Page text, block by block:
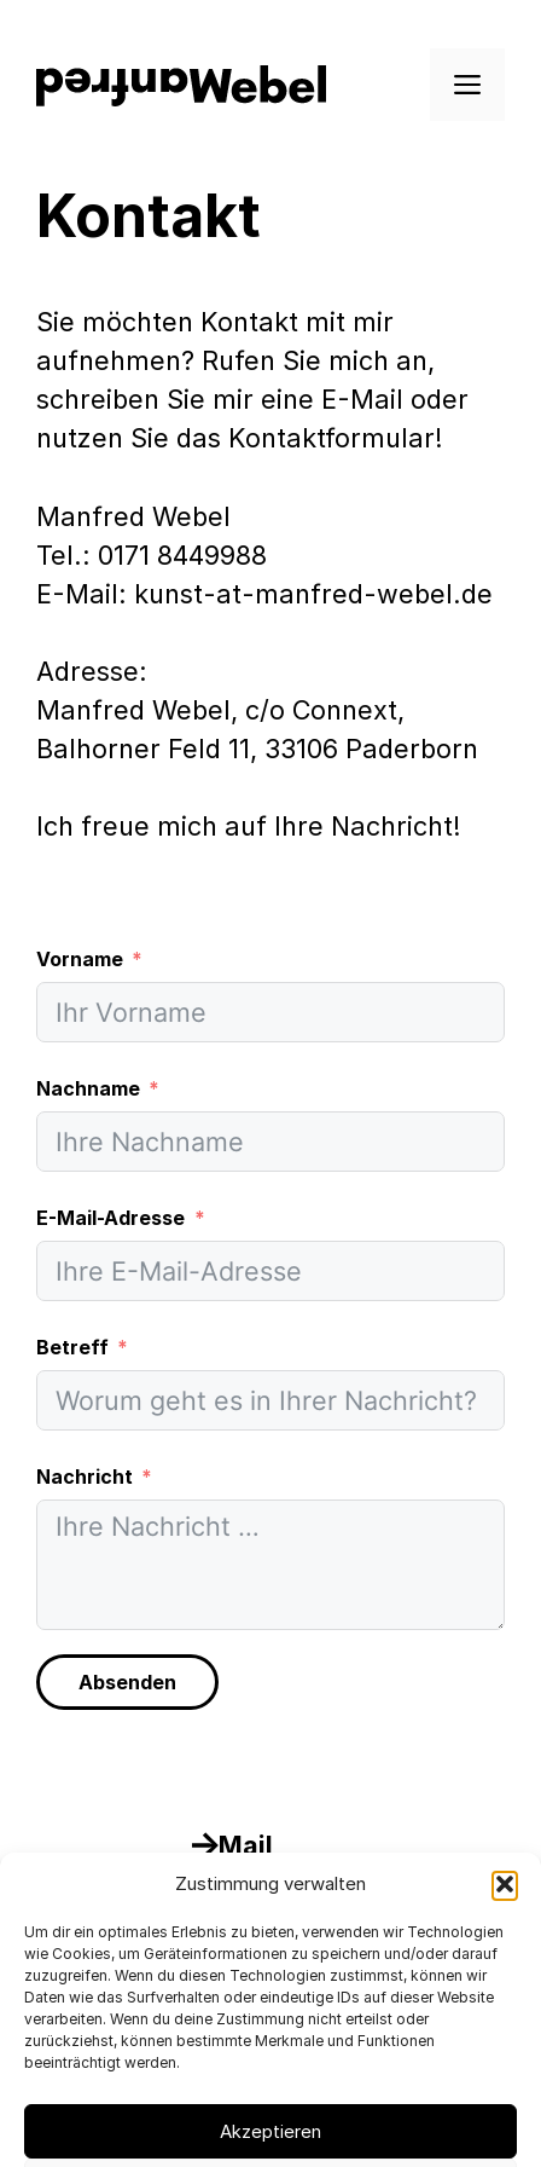
Zustimmung verwalten
Um dir ein optimales Erlebnis zu bieten, verwenden wir Technologien
wie Cookies, um Geräteinformationen zu speichern und/oder darauf
zuzugreifen. Wenn du diesen Technologien zustimmst, können wir
Daten wie das Surfverhalten oder eindeutige IDs auf dieser Website
verarbeiten. Wenn du deine Zustimmung nicht erteilst oder
zurückziehst, können bestimmte Merkmale und Funktionen
beeinträchtigt werden.
Akzeptieren
springen
Kontakt
Sie möchten Kontakt mit mir
aufnehmen? Rufen Sie mich an,
schreiben Sie mir eine E-Mail oder
nutzen Sie das Kontaktformular!
Manfred Webel
Tel.: 0171 8449988‬
E-Mail: kunst-at-manfred-webel.de
Adresse:
Manfred Webel, c/o Connext,
Balhorner Feld 11, 33106 Paderborn
Ich freue mich auf Ihre Nachricht!
Vorname
Nachname
E-Mail-Adresse
Betreff
Nachricht
Absenden
Mail
Instagram
Facebook